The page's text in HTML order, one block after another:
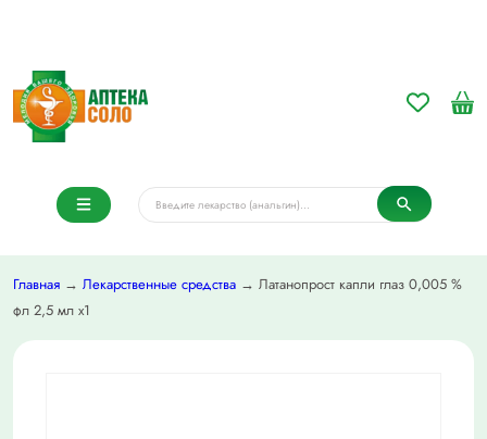
Главная → Лекарственные средства → Латанопрост капли глаз 0,005 %
фл 2,5 мл х1